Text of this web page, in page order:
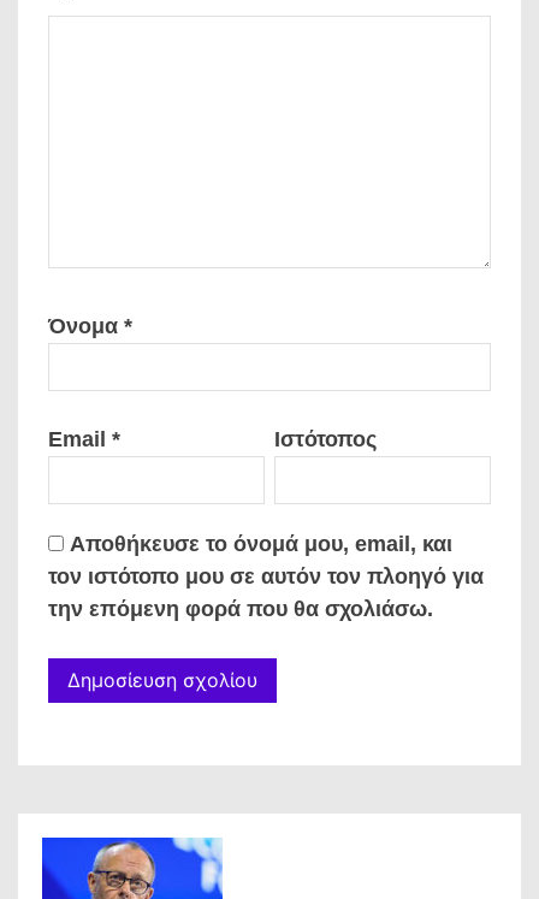
Όνομα *
Email * Ιστότοπος
Αποθήκευσε το όνομά μου, email, και
τον ιστότοπο μου σε αυτόν τον πλοηγό για
την επόμενη φορά που θα σχολιάσω.